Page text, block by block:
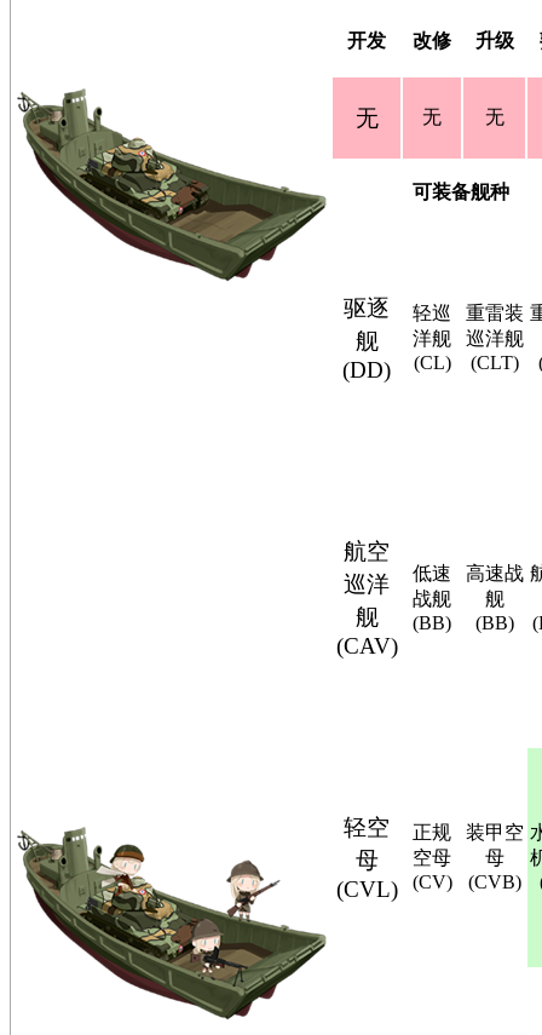
开发 改修 升级
无 无 无
可装备舰种
驱逐
舰
(DD)
轻巡
洋舰
(CL)
重雷装
巡洋舰
(CLT)
航空
巡洋
舰
(CAV)
低速
战舰
(BB)
高速战
舰
(BB)
轻空
母
(CVL)
正规
空母
(CV)
装甲空
母
(CVB)